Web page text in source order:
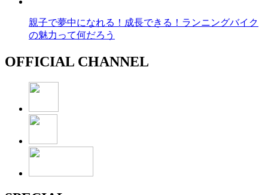
親子で夢中になれる！成長できる！ランニングバイク
の魅力って何だろう
OFFICIAL CHANNEL